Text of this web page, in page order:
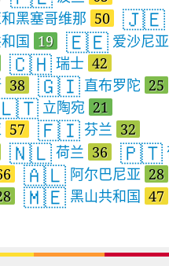
黑塞哥维那 50 🇯🇪
国 19 🇪🇪 爱沙尼亚
🇨🇭 瑞士 42
38 🇬🇮 直布罗陀 25
立陶宛 21
57 🇫🇮 芬兰 32
🇳🇱 荷兰 36 🇵🇹
🇦🇱 阿尔巴尼亚 28
🇲🇪 黑山共和国 47